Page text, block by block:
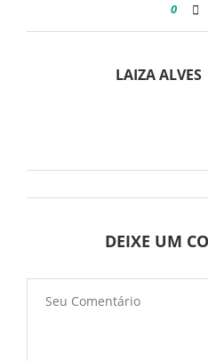
0
LAIZA ALVES
DEIXE UM